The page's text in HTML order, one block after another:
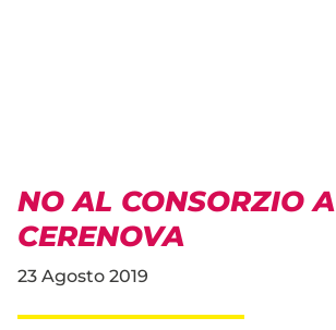
NO AL CONSORZIO A
CERENOVA
23 Agosto 2019